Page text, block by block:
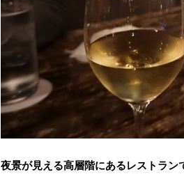
夜景が見える高層階にあるレストラン